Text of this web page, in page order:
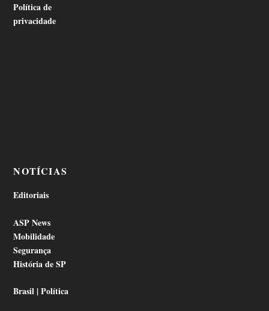
Política de
privacidade
NOTÍCIAS
Editoriais
ASP News
Mobilidade
Segurança
História de SP
Brasil | Política